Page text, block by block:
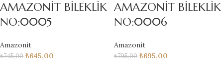
AMAZONİT BİLEKLİK
NO:0005
Amazonit
₺745,00 ₺645,00
AMAZONİT BİLEKLİK
NO:0006
Amazonit
₺795,00 ₺695,00